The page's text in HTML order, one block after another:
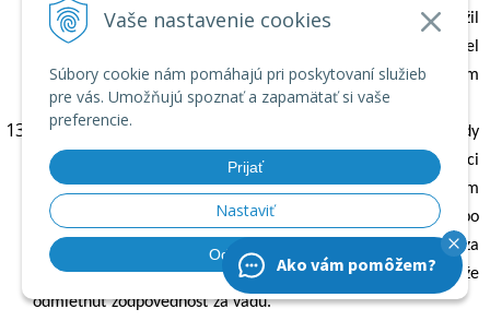
Vaše nastavenie cookies
Súbory cookie nám pomáhajú pri poskytovaní služieb
pre vás. Umožňujú spoznať a zapamätať si vaše
preferencie.
Prijať
Nastaviť
Odmietnuť
z predaja tovaru po odpočítaní nákladov, ktoré účelne vynaložil
na jeho úschovu a predaj, ak kupujúci uplatní právo na podiel
z výťažku v primeranej lehote uvedenej obchodníkom
v oznámení o zamýšľanom predaji tovaru.
Ak obchodník odmietne zodpovednosť za vady, dôvody
odmietnutia písomne oznámi kupujúcemu. Ak kupujúci
znaleckým posudkom alebo odborným stanoviskom vydaným
akreditovanou osobou, autorizovanou osobou alebo
notifikovanou osobou preukáže zodpovednosť obchodníka za
vadu, môže vytknúť vadu opakovane a obchodník nemôže
odmietnuť zodpovednosť za vadu.
Ako vám pomôžem?